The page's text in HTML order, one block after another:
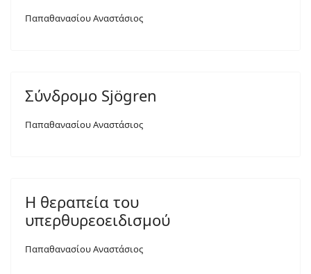
Παπαθανασίου Αναστάσιος
Σύνδρομο Sjögren
Παπαθανασίου Αναστάσιος
Η θεραπεία του
υπερθυρεοειδισμού
Παπαθανασίου Αναστάσιος